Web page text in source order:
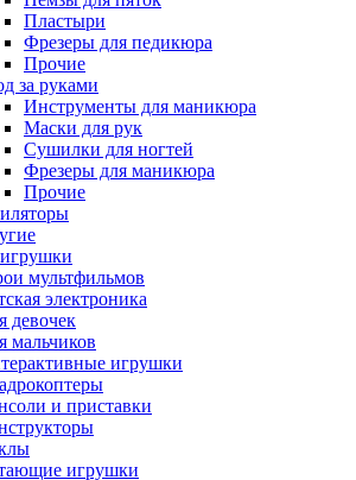
Пластыри
Фрезеры для педикюра
Прочие
за руками
Инструменты для маникюра
Маски для рук
Сушилки для ногтей
Фрезеры для маникюра
Прочие
мультфильмов
электроника
девочек
мальчиков
игрушки
и приставки
игрушки